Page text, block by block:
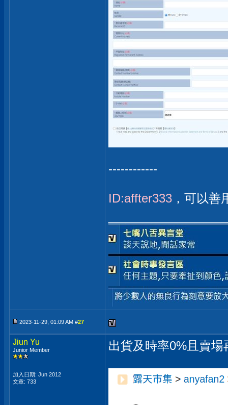
------------
ID:affter333 ，可以
2023-11-29, 01:09 AM #27
Jiun Yu
Junior Member
加入日期: Jun 2012
文章: 733
出貨及時率0%且賣